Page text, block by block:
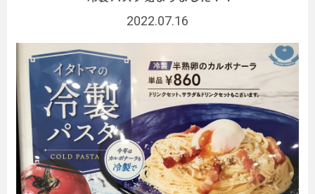
2022.07.16